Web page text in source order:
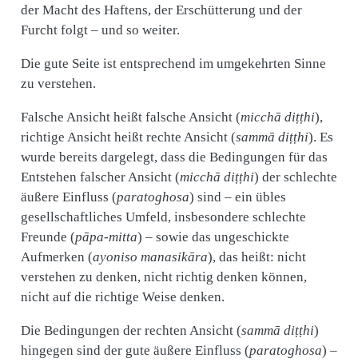
der Macht des Haftens, der Erschütterung und der
Furcht folgt – und so weiter.
Die gute Seite ist entsprechend im umgekehrten Sinne
zu verstehen.
Falsche Ansicht heißt falsche Ansicht (micchā diṭṭhi),
richtige Ansicht heißt rechte Ansicht (sammā diṭṭhi). Es
wurde bereits dargelegt, dass die Bedingungen für das
Entstehen falscher Ansicht (micchā diṭṭhi) der schlechte
äußere Einfluss (paratoghosa) sind – ein übles
gesellschaftliches Umfeld, insbesondere schlechte
Freunde (pāpa-mitta) – sowie das ungeschickte
Aufmerken (ayoniso manasikāra), das heißt: nicht
verstehen zu denken, nicht richtig denken können,
nicht auf die richtige Weise denken.
Die Bedingungen der rechten Ansicht (sammā diṭṭhi)
hingegen sind der gute äußere Einfluss (paratoghosa) –